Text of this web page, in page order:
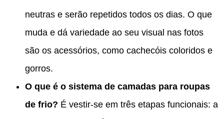
neutras e serão repetidos todos os dias. O que
muda e dá variedade ao seu visual nas fotos
são os acessórios, como cachecóis coloridos e
gorros.
O que é o sistema de camadas para roupas
de frio? É vestir-se em três etapas funcionais: a